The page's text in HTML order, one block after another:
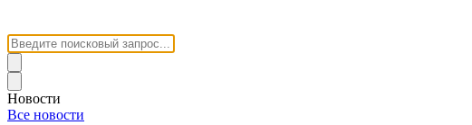
Новости
Все новости